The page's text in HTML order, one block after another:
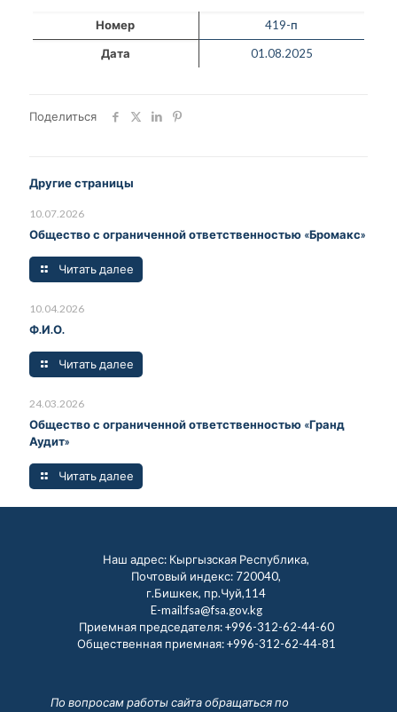
Номер
419-п
Дата
01.08.2025
Поделиться
Другие страницы
10.07.2026
Общество с ограниченной ответственностью «Бромакс»
Читать далее
10.04.2026
Ф.И.О.
Читать далее
24.03.2026
Общество с ограниченной ответственностью «Гранд
Аудит»
Читать далее
Наш адрес: Кыргызская Республика,
Почтовый индекс: 720040,
г.Бишкек, пр.Чуй,114
E-mail:fsa@fsa.gov.kg
Приемная председателя:+996-312-62-44-60
Общественная приемная:+996-312-62-44-81
По вопросам работы сайта обращаться по